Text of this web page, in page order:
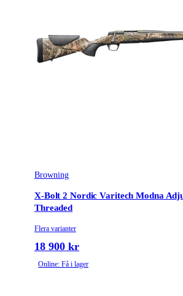
Browning
X-Bolt 2 Nordic Varitech Modna
Threaded
Flera varianter
18 900 kr
Online: Få i lager